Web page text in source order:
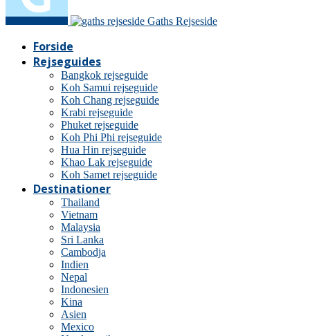
Gaths Rejseside
Forside
Rejseguides
Bangkok rejseguide
Koh Samui rejseguide
Koh Chang rejseguide
Krabi rejseguide
Phuket rejseguide
Koh Phi Phi rejseguide
Hua Hin rejseguide
Khao Lak rejseguide
Koh Samet rejseguide
Destinationer
Thailand
Vietnam
Malaysia
Sri Lanka
Cambodja
Indien
Nepal
Indonesien
Kina
Asien
Mexico